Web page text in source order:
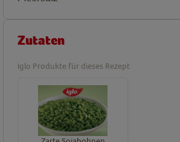
Zutaten
Iglo Produkte für dieses Rezept